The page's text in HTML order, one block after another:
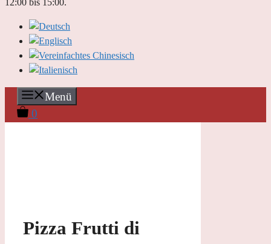
12:00 bis 15:00.
Menü
0
Pizza Frutti di